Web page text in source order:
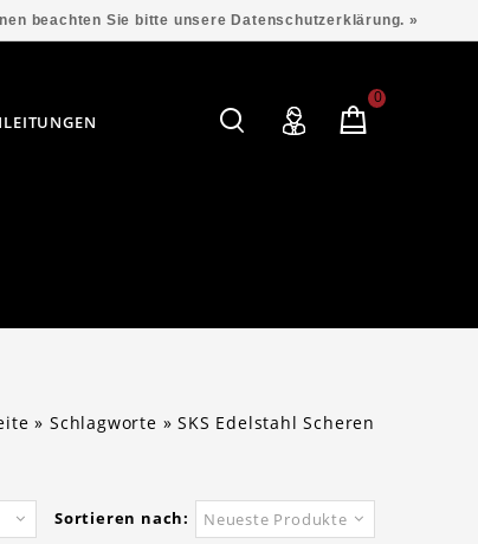
0
» Schlagworte »SKS Edelstahl Scheren
Sortieren nach: Neueste Produkte
beachten Sie bitte unsere Datenschutzerklärung. »